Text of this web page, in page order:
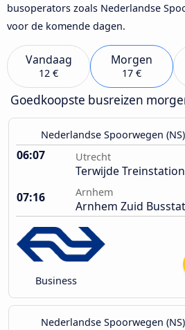
busoperators zoals Nederlandse
voor de komende dagen.
Vandaag
12 €
Morgen
17 €
Goedkoopste busreizen
Nederlandse Spoorwegen (NS)
06:07 Utrecht
Terwijde Treinstation
07:16
Arnhem
Arnhem Zuid
Business
Nederlandse Spoorwegen (NS)